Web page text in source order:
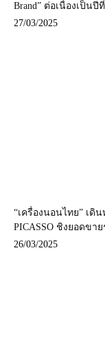
Brand” ต่อเนื่องเป็นปี
27/03/2025
“เครื่องนอนไทย” เดิ
PICASSO ชิงยอดขา
26/03/2025